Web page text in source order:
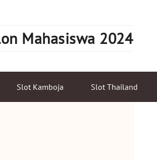
Mahasiswa 2024
Slot Kamboja Slot Thailand